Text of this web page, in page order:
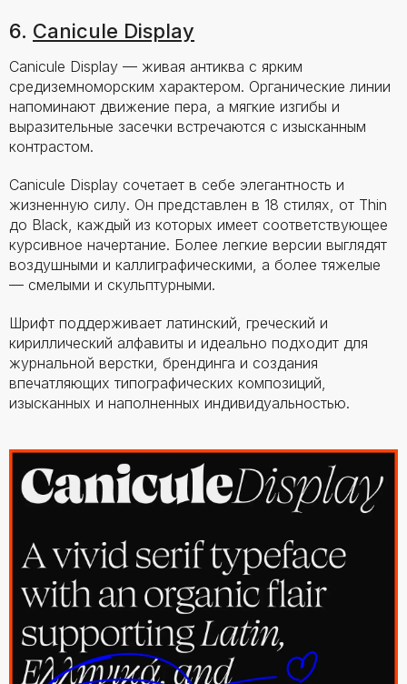
6. Canicule Display
Canicule Display — живая антиква с ярким
средиземноморским характером. Органические линии
напоминают движение пера, а мягкие изгибы и
выразительные засечки встречаются с изысканным
контрастом.
Canicule Display сочетает в себе элегантность и
жизненную силу. Он представлен в 18 стилях, от Thin
до Black, каждый из которых имеет соответствующее
курсивное начертание. Более легкие версии выглядят
воздушными и каллиграфическими, а более тяжелые
— смелыми и скульптурными.
Шрифт поддерживает латинский, греческий и
кириллический алфавиты и идеально подходит для
журнальной верстки, брендинга и создания
впечатляющих типографических композиций,
изысканных и наполненных индивидуальностью.